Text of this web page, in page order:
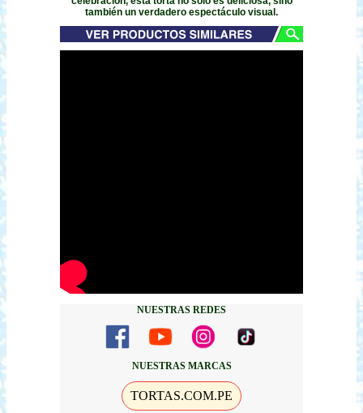
también un verdadero espectáculo visual.
NUESTRAS REDES
NUESTRAS MARCAS
TORTAS.COM.PE